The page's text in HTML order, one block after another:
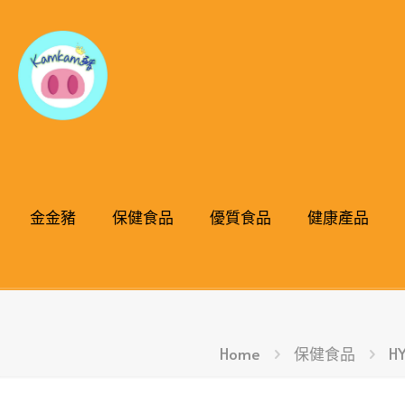
金金豬 保健食品 優質食品 健康產品
Home 保健食品